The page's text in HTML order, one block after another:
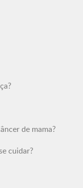
de mama?
cuidar?